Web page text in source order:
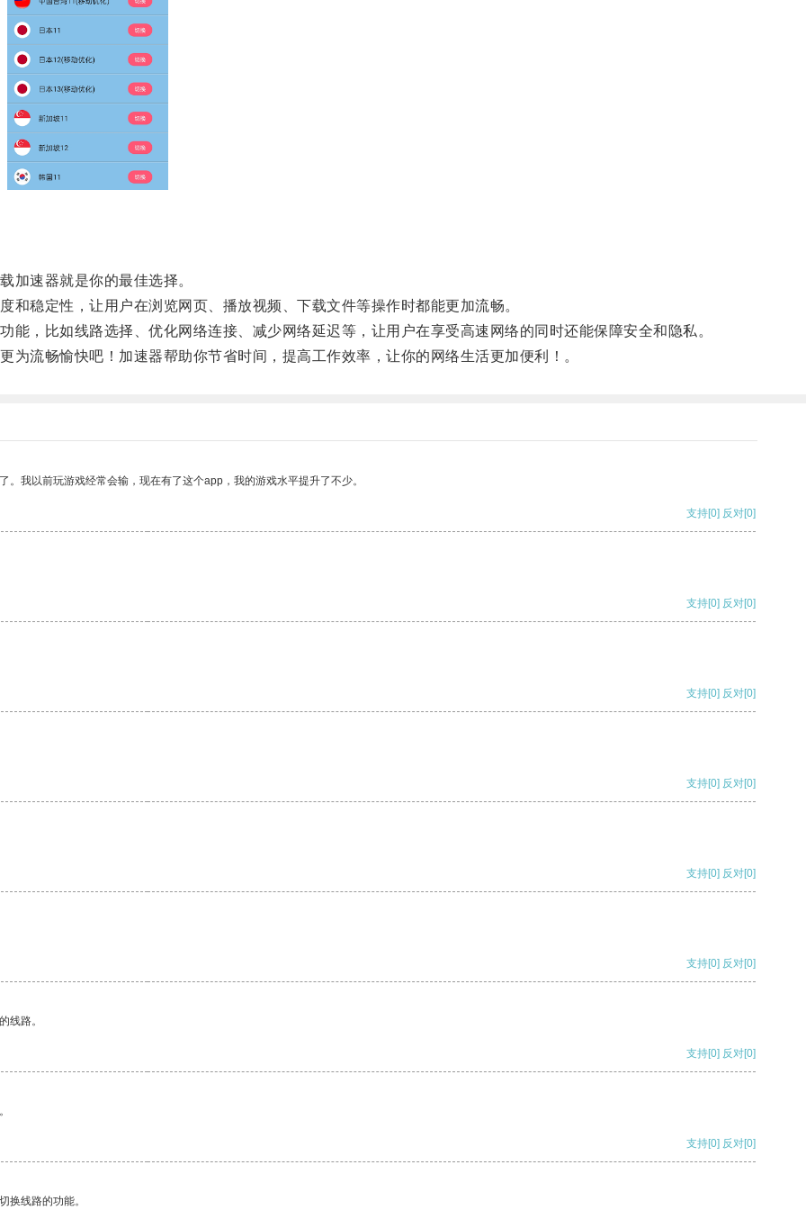
速器就是你的最佳选择。
定性，让用户在浏览网页、播放视频、下载文件等操作时都能更加流畅。
比如线路选择、优化网络连接、减少网络延迟等，让用户在享受高速网络的同时还能保障安全和隐私。
畅愉快吧！加速器帮助你节省时间，提高工作效率，让你的网络生活更加便利！。
我以前玩游戏经常会输，现在有了这个app，我的游戏水平提升了不少。
支持[0] 反对[0]
支持[0] 反对[0]
支持[0] 反对[0]
支持[0] 反对[0]
支持[0] 反对[0]
支持[0] 反对[0]
线路。
支持[0] 反对[0]
支持[0] 反对[0]
换线路的功能。